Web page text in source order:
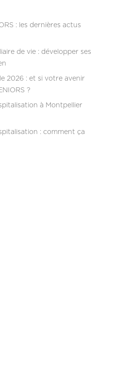
: les dernières actus
de vie : développer ses
2026 : et si votre avenir
?
à Montpellier
: comment ça